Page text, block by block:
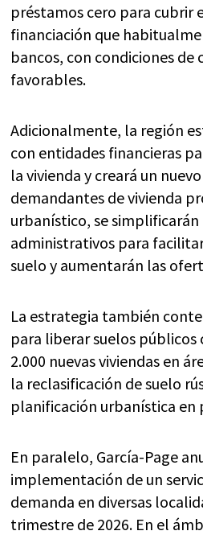
préstamos cero para cubrir
financiación que
bancos, con condiciones de
favorables.
Adicionalmente, la región
con entidades financieras
la vivienda y creará un
demandantes de vivienda
urbanístico, se simplificarán
administrativos para
suelo y aumentarán las
La estrategia también
para liberar suelos
2.000 nuevas viviendas en
la reclasificación de suelo
planificación urbanística en
En paralelo, García-Page
implementación de un
demanda en diversas
trimestre de 2026. En el